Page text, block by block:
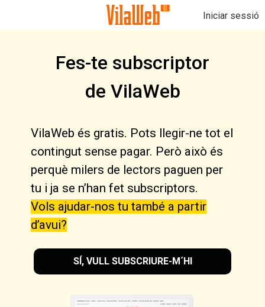
Iniciar sessió
Fes-te subscriptor
de VilaWeb
VilaWeb és gratis. Pots llegir-ne tot el
contingut sense pagar. Però això és
perquè milers de lectors paguen per
tu i ja se n’han fet subscriptors.
Vols ajudar-nos tu també a partir
d’avui?
SÍ, VULL SUBSCRIURE-M´HI